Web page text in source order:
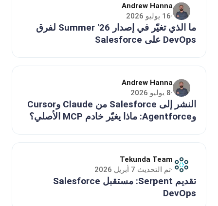
Andrew Hanna
·16 يوليو 2026
ما الذي تغيّر في إصدار Summer '26 لفرق
DevOps على Salesforce
Andrew Hanna
·8 يوليو 2026
النشر إلى Salesforce من Claude وCursor
وAgentforce: ماذا يغيّر خادم MCP الأصلي؟
Tekunda Team
·تم التحديث 7 أبريل 2026
تقديم Serpent: مستقبل Salesforce
DevOps